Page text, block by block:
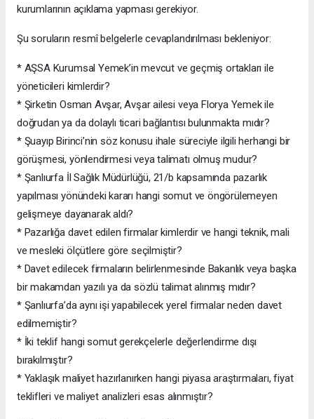
kurumlarının açıklama yapması gerekiyor.
Şu soruların resmî belgelerle cevaplandırılması bekleniyor:
* AŞSA Kurumsal Yemek’in mevcut ve geçmiş ortakları ile
yöneticileri kimlerdir?
* Şirketin Osman Avşar, Avşar ailesi veya Florya Yemek ile
doğrudan ya da dolaylı ticari bağlantısı bulunmakta mıdır?
* Şuayıp Birinci’nin söz konusu ihale süreciyle ilgili herhangi bir
görüşmesi, yönlendirmesi veya talimatı olmuş mudur?
* Şanlıurfa İl Sağlık Müdürlüğü, 21/b kapsamında pazarlık
yapılması yönündeki kararı hangi somut ve öngörülemeyen
gelişmeye dayanarak aldı?
* Pazarlığa davet edilen firmalar kimlerdir ve hangi teknik, mali
ve mesleki ölçütlere göre seçilmiştir?
* Davet edilecek firmaların belirlenmesinde Bakanlık veya başka
bir makamdan yazılı ya da sözlü talimat alınmış mıdır?
* Şanlıurfa’da aynı işi yapabilecek yerel firmalar neden davet
edilmemiştir?
* İki teklif hangi somut gerekçelerle değerlendirme dışı
bırakılmıştır?
* Yaklaşık maliyet hazırlanırken hangi piyasa araştırmaları, fiyat
teklifleri ve maliyet analizleri esas alınmıştır?